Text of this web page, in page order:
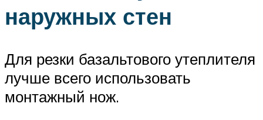
наружных стен
Для резки базальтового утеплителя
лучше всего использовать
монтажный нож.